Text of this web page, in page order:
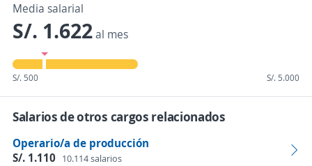
Media salarial
S/. 1.622al mes
S/. 500 S/. 5.000
Salarios de otros cargos relacionados
Operario/a de producción
S/. 1.110 10.114 salarios